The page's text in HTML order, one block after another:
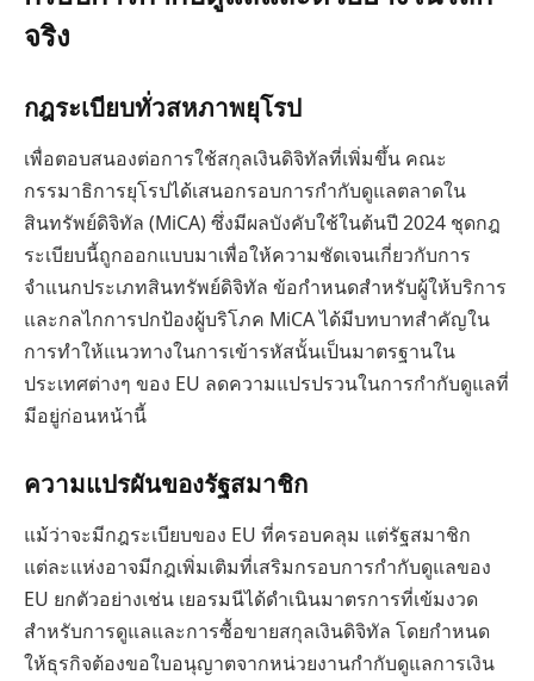
จริง
กฎระเบียบทั่วสหภาพยุโรป
เพื่อตอบสนองต่อการใช้สกุลเงินดิจิทัลที่เพิ่มขึ้น คณะ
กรรมาธิการยุโรปได้เสนอกรอบการกำกับดูแลตลาดใน
สินทรัพย์ดิจิทัล (MiCA) ซึ่งมีผลบังคับใช้ในต้นปี 2024 ชุดกฎ
ระเบียบนี้ถูกออกแบบมาเพื่อให้ความชัดเจนเกี่ยวกับการ
จำแนกประเภทสินทรัพย์ดิจิทัล ข้อกำหนดสำหรับผู้ให้บริการ
และกลไกการปกป้องผู้บริโภค MiCA ได้มีบทบาทสำคัญใน
การทำให้แนวทางในการเข้ารหัสนั้นเป็นมาตรฐานใน
ประเทศต่างๆ ของ EU ลดความแปรปรวนในการกำกับดูแลที่
มีอยู่ก่อนหน้านี้
ความแปรผันของรัฐสมาชิก
แม้ว่าจะมีกฎระเบียบของ EU ที่ครอบคลุม แต่รัฐสมาชิก
แต่ละแห่งอาจมีกฎเพิ่มเติมที่เสริมกรอบการกำกับดูแลของ
EU ยกตัวอย่างเช่น เยอรมนีได้ดำเนินมาตรการที่เข้มงวด
สำหรับการดูแลและการซื้อขายสกุลเงินดิจิทัล โดยกำหนด
ให้ธุรกิจต้องขอใบอนุญาตจากหน่วยงานกำกับดูแลการเงิน